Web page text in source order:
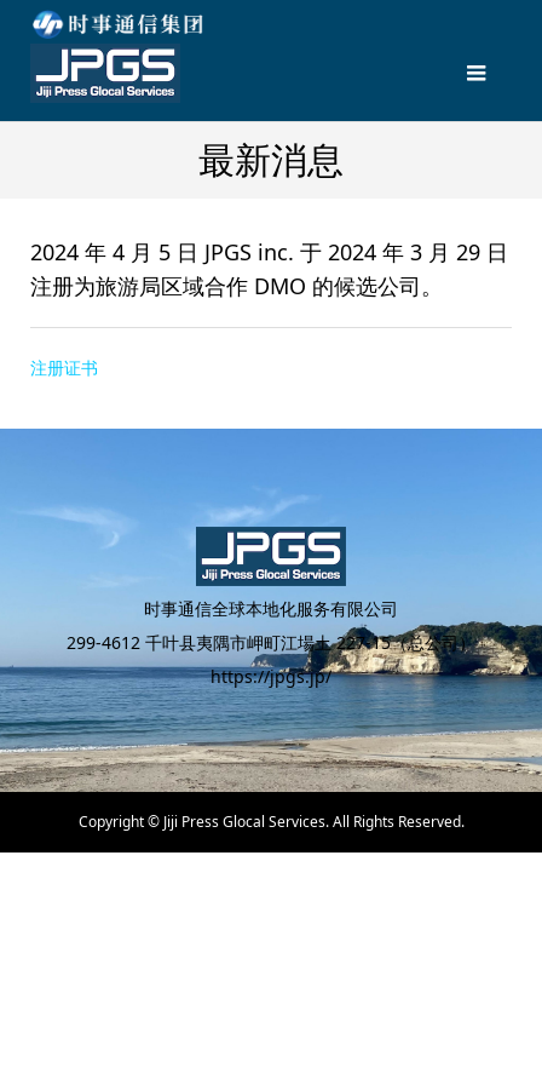
最新消息
2024 年 4 月 5 日 JPGS inc. 于 2024 年 3 月 29 日
注册为旅游局区域合作 DMO 的候选公司。
注册证书
时事通信全球本地化服务有限公司
299-4612 千叶县夷隅市岬町江場土 227-15（总公司）
https://jpgs.jp/
Copyright ©Jiji Press Glocal Services. All Rights Reserved.